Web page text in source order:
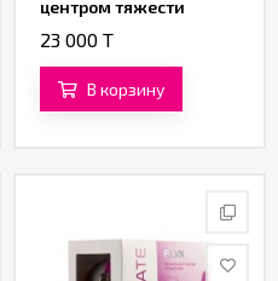
центром тяжести
«Nova» от «SVAKOM»
23 000 T
В корзину